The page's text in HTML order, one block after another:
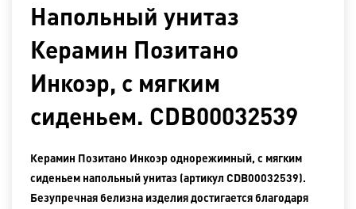
Напольный унитаз
Керамин Позитано
Инкоэр, с мягким
сиденьем. CDB00032539
Керамин Позитано Инкоэр однорежимный, с мягким
сиденьем напольный унитаз (артикул CDB00032539).
Безупречная белизна изделия достигается благодаря